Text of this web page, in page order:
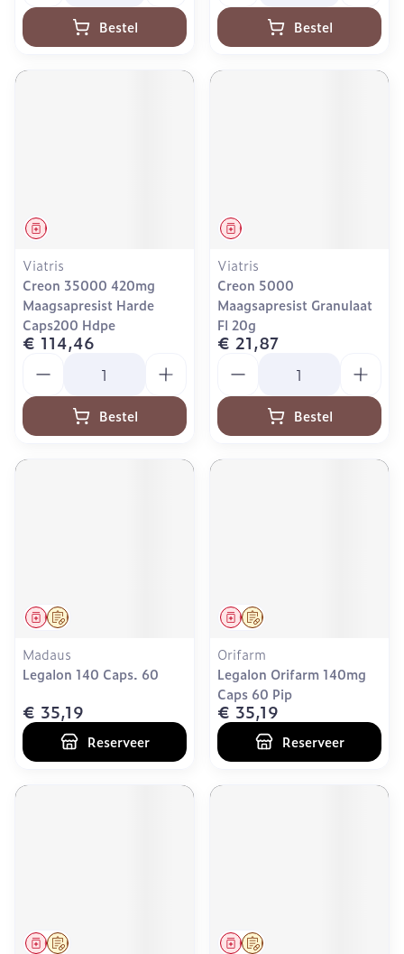
Bestel Bestel
Geneesmiddel
Viatris
Creon 35000 420mg
Maagsapresist Harde
Caps200 Hdpe
€ 114,46
Bestel
Geneesmiddel
Viatris
Creon 5000
Maagsapresist Granulaat
Fl 20g
€ 21,87
Bestel
Op voorschrift
Geneesmiddel
Madaus
Legalon 140 Caps. 60
€ 35,19
Reserveer
Op voorschrift
Geneesmiddel
Orifarm
Legalon Orifarm 140mg
Caps 60 Pip
€ 35,19
Reserveer
Op voorschrift
Geneesmiddel Op voorschrift
Geneesmiddel